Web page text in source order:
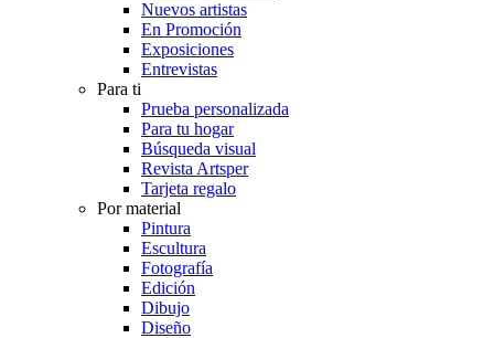
Nuevos artistas
En Promoción
Exposiciones
Entrevistas
Para ti
Prueba personalizada
Para tu hogar
Búsqueda visual
Revista Artsper
Tarjeta regalo
Por material
Pintura
Escultura
Fotografía
Edición
Dibujo
Diseño